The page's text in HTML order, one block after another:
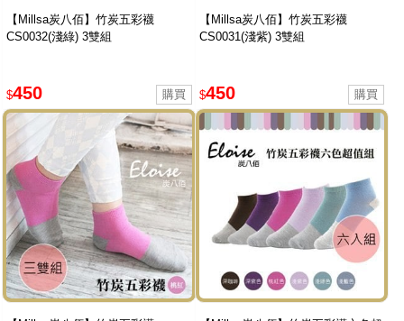
【Millsa炭八佰】竹炭五彩襪
CS0032(淺綠) 3雙組
$450
【Millsa炭八佰】竹炭五彩襪
CS0031(淺紫) 3雙組
$450